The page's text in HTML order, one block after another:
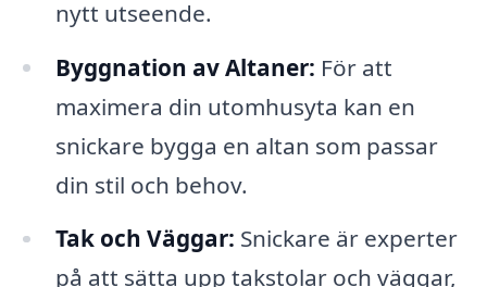
nytt utseende.
Byggnation av Altaner: För att
maximera din utomhusyta kan en
snickare bygga en altan som passar
din stil och behov.
Tak och Väggar: Snickare är experter
på att sätta upp takstolar och väggar,